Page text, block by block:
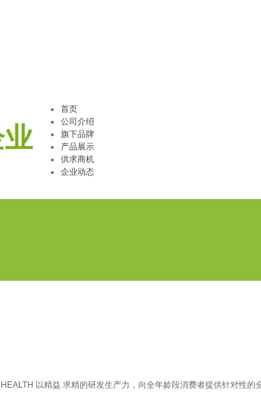
首页
公司介绍
旗下品牌
产品展示
供求商机
企业动态
以精益 求精的研发生产力，向全年龄段消费者提供针对性的